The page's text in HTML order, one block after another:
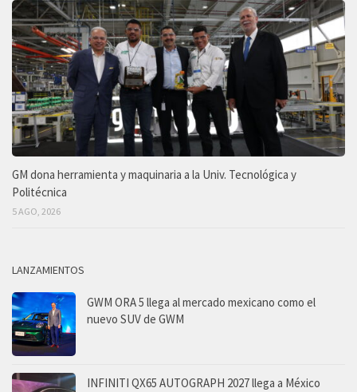
GM dona herramienta y maquinaria a la Univ. Tecnológica y
Politécnica
5 AGO, 2026
LANZAMIENTOS
GWM ORA 5 llega al mercado mexicano como el
nuevo SUV de GWM
INFINITI QX65 AUTOGRAPH 2027 llega a México